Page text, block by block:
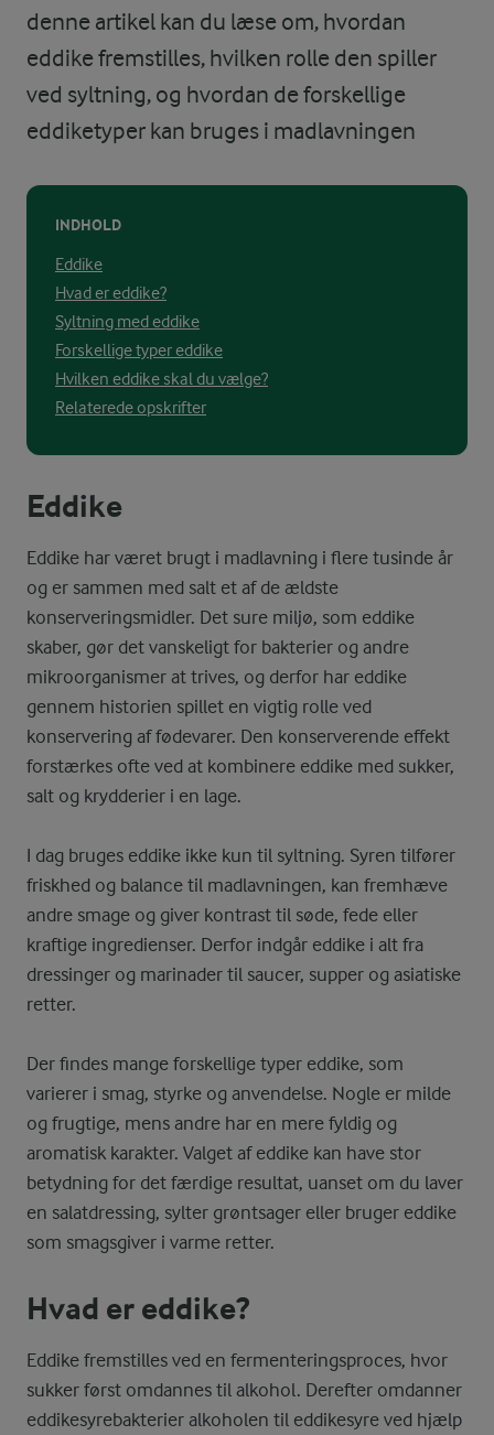
denne artikel kan du læse om, hvordan
eddike fremstilles, hvilken rolle den spiller
ved syltning, og hvordan de forskellige
eddiketyper kan bruges i madlavningen
INDHOLD
Eddike
Hvad er eddike?
Syltning med eddike
Forskellige typer eddike
Hvilken eddike skal du vælge?
Relaterede opskrifter
Eddike
Eddike har været brugt i madlavning i flere tusinde år
og er sammen med salt et af de ældste
konserveringsmidler. Det sure miljø, som eddike
skaber, gør det vanskeligt for bakterier og andre
mikroorganismer at trives, og derfor har eddike
gennem historien spillet en vigtig rolle ved
konservering af fødevarer. Den konserverende effekt
forstærkes ofte ved at kombinere eddike med sukker,
salt og krydderier i en lage.
I dag bruges eddike ikke kun til syltning. Syren tilfører
friskhed og balance til madlavningen, kan fremhæve
andre smage og giver kontrast til søde, fede eller
kraftige ingredienser. Derfor indgår eddike i alt fra
dressinger og marinader til saucer, supper og asiatiske
retter.
Der findes mange forskellige typer eddike, som
varierer i smag, styrke og anvendelse. Nogle er milde
og frugtige, mens andre har en mere fyldig og
aromatisk karakter. Valget af eddike kan have stor
betydning for det færdige resultat, uanset om du laver
en salatdressing, sylter grøntsager eller bruger eddike
som smagsgiver i varme retter.
Hvad er eddike?
Eddike fremstilles ved en fermenteringsproces, hvor
sukker først omdannes til alkohol. Derefter omdanner
eddikesyrebakterier alkoholen til eddikesyre ved hjælp